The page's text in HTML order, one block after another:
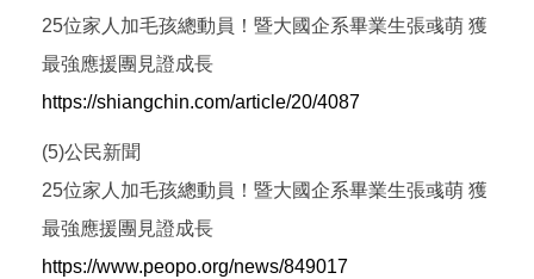
25位家人加毛孩總動員！暨大國企系畢業生張彧萌 獲
最強應援團見證成長
https://shiangchin.com/article/20/4087
(5)公民新聞
25位家人加毛孩總動員！暨大國企系畢業生張彧萌 獲
最強應援團見證成長
https://www.peopo.org/news/849017